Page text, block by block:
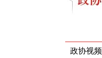
政协视频